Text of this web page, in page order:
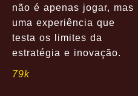
não é apenas jogar, mas
uma experiência que
testa os limites da
estratégia e inovação.
79k